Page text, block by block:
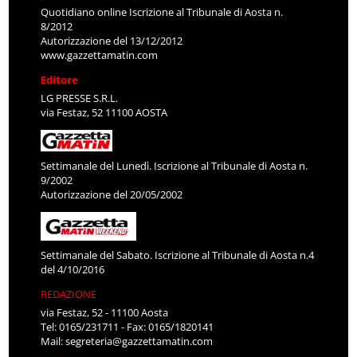
Quotidiano online Iscrizione al Tribunale di Aosta n.
8/2012
Autorizzazione del 13/12/2012
www.gazzettamatin.com
Editore
LG PRESSE S.R.L.
via Festaz, 52 11100 AOSTA
Settimanale del Lunedì. Iscrizione al Tribunale di Aosta n.
9/2002
Autorizzazione del 20/05/2002
Settimanale del Sabato. Iscrizione al Tribunale di Aosta n.4
del 4/10/2016
REDAZIONE
via Festaz, 52 - 11100 Aosta
Tel: 0165/231711 - Fax: 0165/1820141
Mail:segreteria@gazzettamatin.com